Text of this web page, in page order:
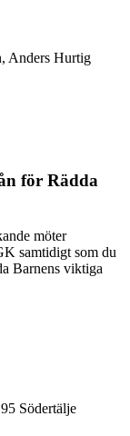
Anders Hurtig
för Rädda
möter
samtidigt som du
Barnens viktiga
Södertälje